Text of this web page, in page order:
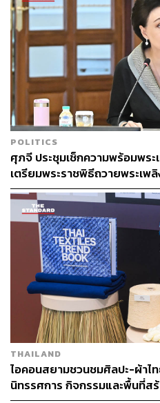
THE
กองบรรณา
ABOUT
ฐานิส สุด
บรรณาธิกา
STANDARD
POLITICS
ศุภจี ประชุมเช็กความพร้อมพร
เตรียมพระราชพิธีถวายพระเ
หลวง
THAILAND
ไอคอนสยามชวนชมศิลปะ-ผ้าไ
นิทรรศการ กิจกรรมและพื้นที่ส